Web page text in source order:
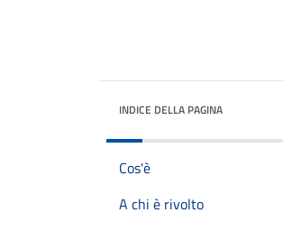
INDICE DELLA PAGINA
Cos'è
A chi è rivolto